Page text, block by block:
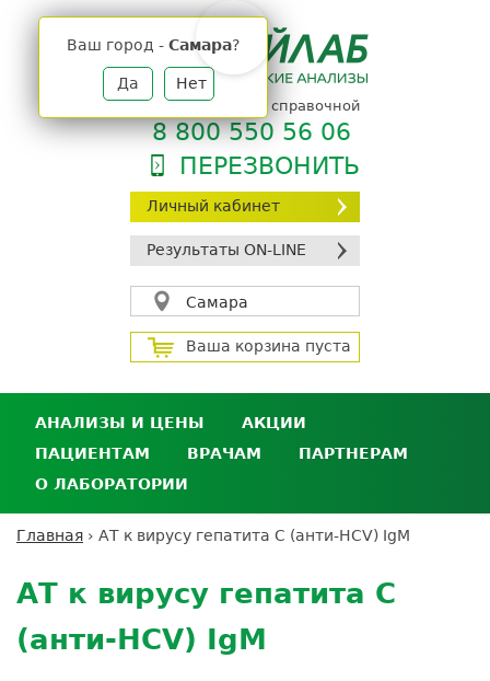
Личный кабинет
Результаты ON-LINE
Самара
Ваш город - Самара?
Да Нет
Ваша корзина пуста
телефон единой справочной
8 800 550 56 06
ПЕРЕЗВОНИТЬ
АНАЛИЗЫ И ЦЕНЫ
Анализы и цены
Где сдать анализы
Выезд на дом
Расшифровка анализов
АКЦИИ
ПАЦИЕНТАМ
Личный кабинет пациента
Дисконтная программа
Обратная связь
Усиление профилактических мер для
безопасности пациентов
ВРАЧАМ
Сотрудничество
лабораторию
ПАРТНЕРАМ
кабинет
партнёра
Экскурсия в
О ЛАБОРАТОРИИ
Вакансии
Документы
здесь
Главная › АТ к вирусу гепатита С (анти-HCV) IgМ
to
top
АТ к вирусу гепатита С
(анти-HCV) IgМ